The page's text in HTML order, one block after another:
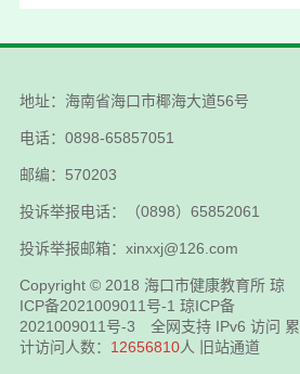
地址：海南省海口市椰海大道56号
电话：0898-65857051
邮编：570203
投诉举报电话：（0898）65852061
投诉举报邮箱：xinxxj@126.com
Copyright © 2018 海口市健康教育所 琼
ICP备2021009011号-1 琼ICP备
2021009011号-3 全网支持 IPv6 访问 累
计访问人数： 12656810人 旧站通道